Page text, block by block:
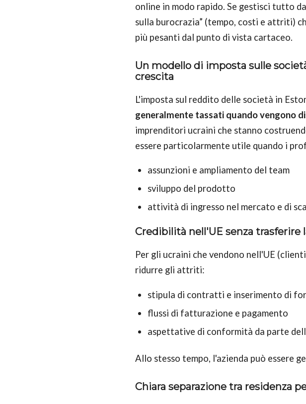
online in modo rapido. Se gestisci tutto
sulla burocrazia” (tempo, costi e attriti)
più pesanti dal punto di vista cartaceo.
Un modello di imposta sulle
crescita
L'imposta sul reddito delle società in
generalmente tassati quando vengono
imprenditori ucraini che stanno
essere particolarmente utile quando i
assunzioni e ampliamento del team
sviluppo del prodotto
attività di ingresso nel mercato e di
Credibilità nell'UE senza trasferire
Per gli ucraini che vendono nell'UE
ridurre gli attriti:
stipula di contratti e inserimento di
flussi di fatturazione e pagamento
aspettative di conformità da parte
Allo stesso tempo, l'azienda può essere
Chiara separazione tra residenza